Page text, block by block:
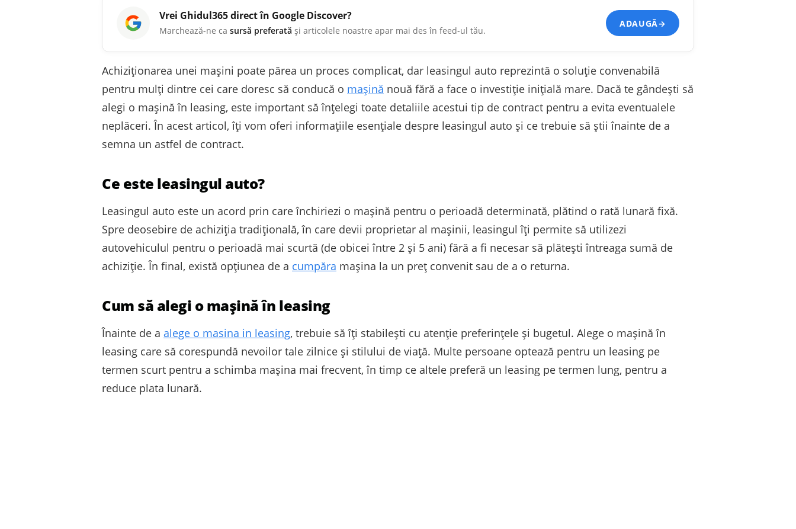
Vrei Ghidul365direct în Google Discover?
Marchează-ne ca sursă preferată și articolele noastre apar mai des în feed-ul tău.
ADAUGĂ→
Achiziționarea unei mașini poate părea un proces complicat, dar leasingul auto reprezintă o soluție convenabilă
pentru mulți dintre cei care doresc să conducă o mașină nouă fără a face o investiție inițială mare. Dacă te gândești să
alegi o mașină în leasing, este important să înțelegi toate detaliile acestui tip de contract pentru a evita eventualele
neplăceri. În acest articol, îți vom oferi informațiile esențiale despre leasingul auto și ce trebuie să știi înainte de a
semna un astfel de contract.
Ce este leasingul auto?
Leasingul auto este un acord prin care închiriezi o mașină pentru o perioadă determinată, plătind o rată lunară fixă.
Spre deosebire de achiziția tradițională, în care devii proprietar al mașinii, leasingul îți permite să utilizezi
autovehiculul pentru o perioadă mai scurtă (de obicei între 2 și 5 ani) fără a fi necesar să plătești întreaga sumă de
achiziție. În final, există opțiunea de a cumpăra mașina la un preț convenit sau de a o returna.
Cum să alegi o mașină în leasing
Înainte de a alege o masina in leasing, trebuie să îți stabilești cu atenție preferințele și bugetul. Alege o mașină în
leasing care să corespundă nevoilor tale zilnice și stilului de viață. Multe persoane optează pentru un leasing pe
termen scurt pentru a schimba mașina mai frecvent, în timp ce altele preferă un leasing pe termen lung, pentru a
reduce plata lunară.